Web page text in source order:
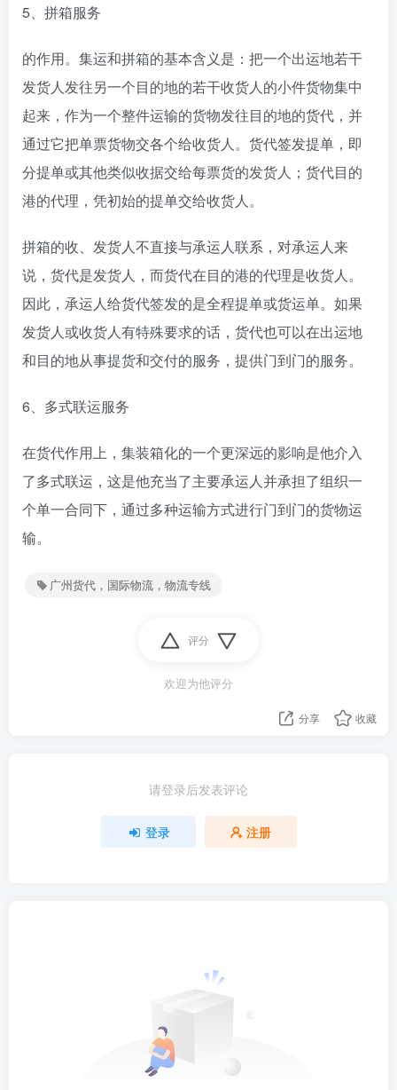
5、拼箱服务
的作用。集运和拼箱的基本含义是：把一个出运地若干
发货人发往另一个目的地的若干收货人的小件货物集中
起来，作为一个整件运输的货物发往目的地的货代，并
通过它把单票货物交各个给收货人。货代签发提单，即
分提单或其他类似收据交给每票货的发货人；货代目的
港的代理，凭初始的提单交给收货人。
拼箱的收、发货人不直接与承运人联系，对承运人来
说，货代是发货人，而货代在目的港的代理是收货人。
因此，承运人给货代签发的是全程提单或货运单。如果
发货人或收货人有特殊要求的话，货代也可以在出运地
和目的地从事提货和交付的服务，提供门到门的服务。
6、多式联运服务
在货代作用上，集装箱化的一个更深远的影响是他介入
了多式联运，这是他充当了主要承运人并承担了组织一
个单一合同下，通过多种运输方式进行门到门的货物运
输。
广州货代，国际物流，物流专线
评分
欢迎为他评分
分享 收藏
请登录后发表评论
登录 注册